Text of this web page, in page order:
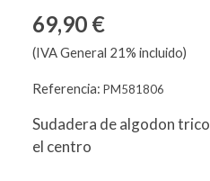
69,90 €
(IVA General 21% incluido)
Referencia: PM581806
Sudadera de algodon
el centro